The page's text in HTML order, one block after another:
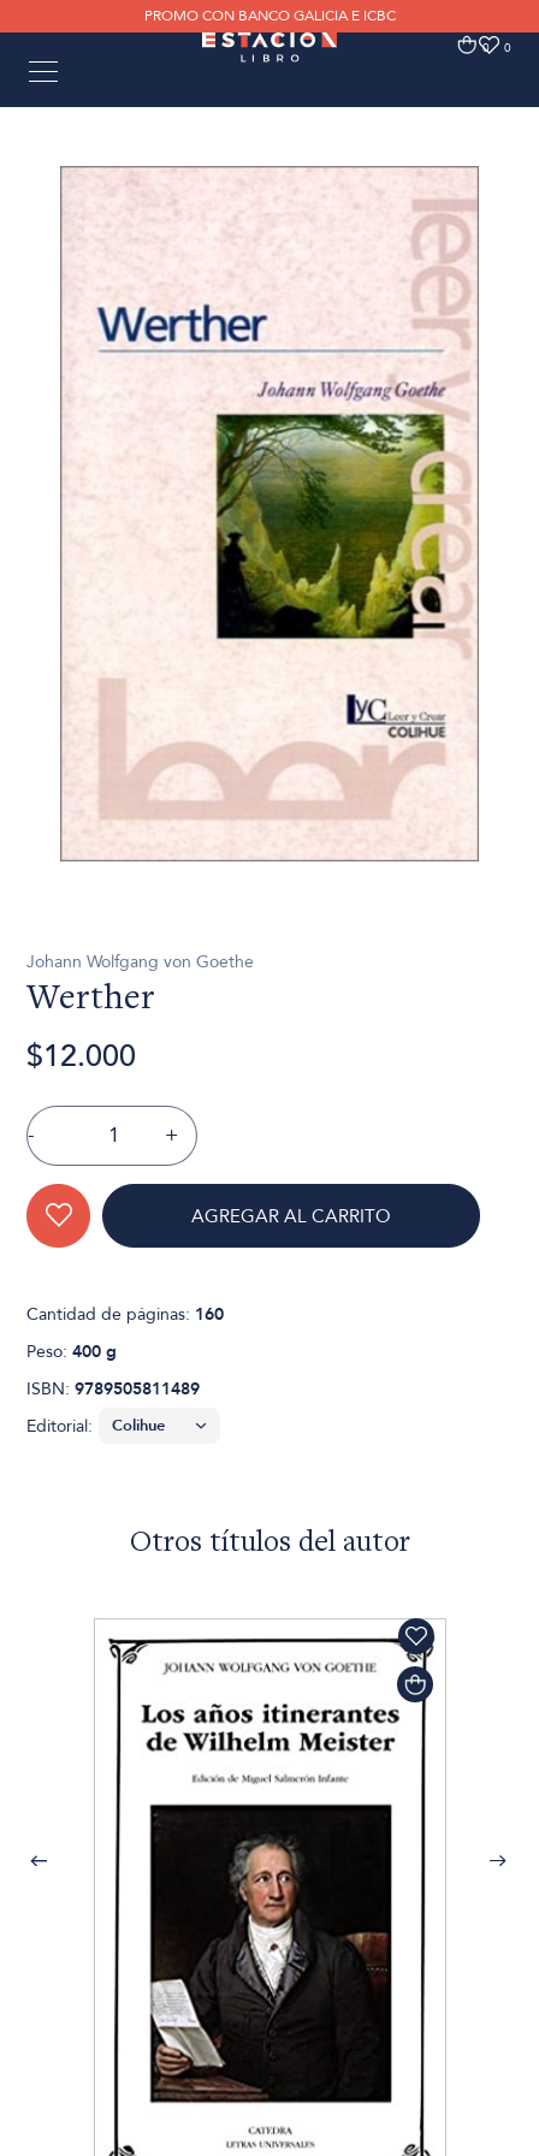
PROMO CON BANCO GALICIA E ICBC
0 0
Johann Wolfgang von Goethe
Werther
$12.000
- +
AGREGAR AL CARRITO
Cantidad de páginas: 160
Peso:400 g
ISBN:9789505811489
Editorial:
Otros títulos del autor